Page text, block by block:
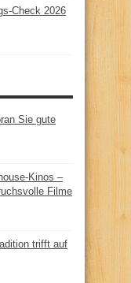
Check 2026
Sie gute
Kinos –
Filme
trifft auf